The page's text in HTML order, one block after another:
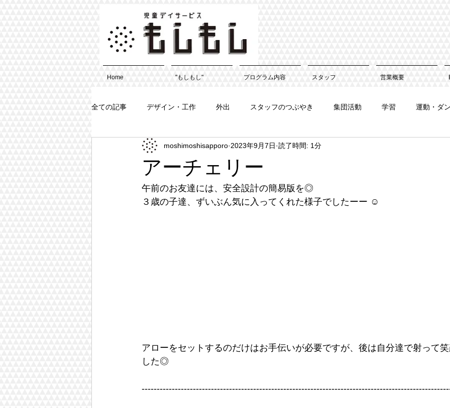
Home "もしもし" プログラム内容 スタッフ 営業概要
全ての記事 デザイン・工作 外出 スタッフのつぶやき 集団活動 学習 運動・ダ
アーチェリー
moshimoshisapporo 2023年9月7日 読了時間: 1分
午前のお友達には、安全設計の簡易版を◎
３歳の子達、ずいぶん気に入ってくれた様子でしたーー ☺︎
アローをセットするのだけはお手伝いが必要ですが、後は自分達で射って
した◎